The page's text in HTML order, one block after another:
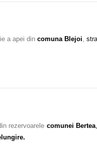
a apei din comuna Blejoi,
rezervoarele comunei Bertea,